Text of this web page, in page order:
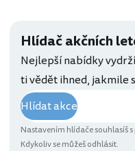
Hlídač akčních
Nejlepší nabídky
ti vědět ihned, jakmile
Hlídat akce
Nastavením hlídače souhlasíš s
Kdykoliv se můžeš odhlásit.